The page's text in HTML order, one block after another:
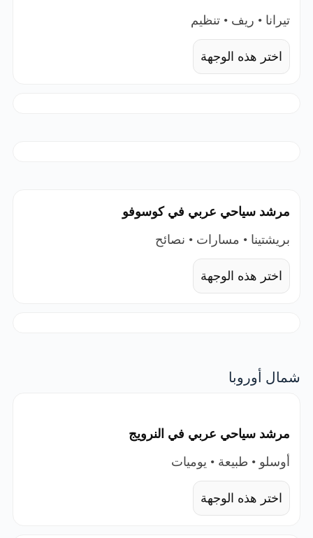
تيرانا • ريف • تنظيم
اختر هذه الوجهة
مرشد سياحي عربي في كوسوفو
بريشتينا • مسارات • نصائح
اختر هذه الوجهة
شمال أوروبا
مرشد سياحي عربي في النرويج
أوسلو • طبيعة • يوميات
اختر هذه الوجهة